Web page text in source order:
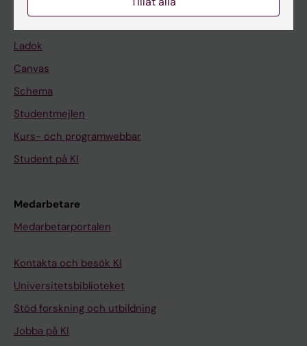
Ladok
Canvas
Schema
Studentmejlen
Kurs- och programwebbar
Student på KI
Medarbetare
Medarbetarportalen
Kontakta och besök KI
Universitetsbiblioteket
Stöd forskning och utbildning
Jobba på KI